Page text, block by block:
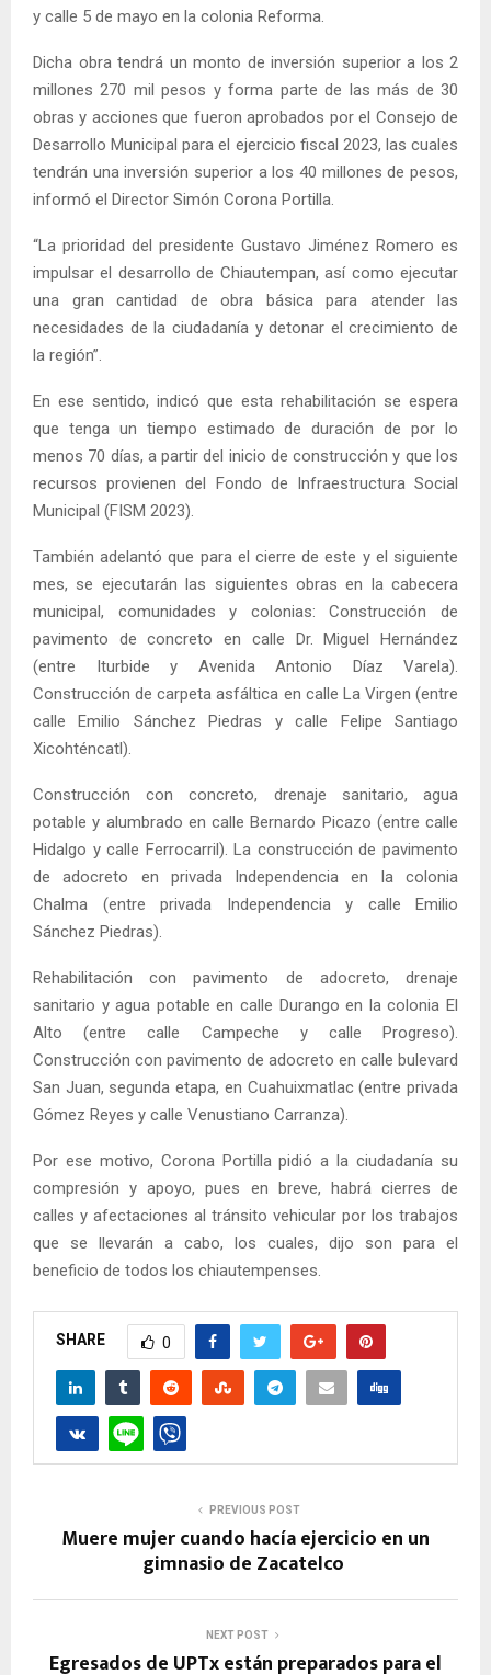
y calle 5 de mayo en la colonia Reforma.
Dicha obra tendrá un monto de inversión superior a los 2
millones 270 mil pesos y forma parte de las más de 30
obras y acciones que fueron aprobados por el Consejo de
Desarrollo Municipal para el ejercicio fiscal 2023, las cuales
tendrán una inversión superior a los 40 millones de pesos,
informó el Director Simón Corona Portilla.
“La prioridad del presidente Gustavo Jiménez Romero es
impulsar el desarrollo de Chiautempan, así como ejecutar
una gran cantidad de obra básica para atender las
necesidades de la ciudadanía y detonar el crecimiento de
la región”.
En ese sentido, indicó que esta rehabilitación se espera
que tenga un tiempo estimado de duración de por lo
menos 70 días, a partir del inicio de construcción y que los
recursos provienen del Fondo de Infraestructura Social
Municipal (FISM 2023).
También adelantó que para el cierre de este y el siguiente
mes, se ejecutarán las siguientes obras en la cabecera
municipal, comunidades y colonias: Construcción de
pavimento de concreto en calle Dr. Miguel Hernández
(entre Iturbide y Avenida Antonio Díaz Varela).
Construcción de carpeta asfáltica en calle La Virgen (entre
calle Emilio Sánchez Piedras y calle Felipe Santiago
Xicohténcatl).
Construcción con concreto, drenaje sanitario, agua
potable y alumbrado en calle Bernardo Picazo (entre calle
Hidalgo y calle Ferrocarril). La construcción de pavimento
de adocreto en privada Independencia en la colonia
Chalma (entre privada Independencia y calle Emilio
Sánchez Piedras).
Rehabilitación con pavimento de adocreto, drenaje
sanitario y agua potable en calle Durango en la colonia El
Alto (entre calle Campeche y calle Progreso).
Construcción con pavimento de adocreto en calle bulevard
San Juan, segunda etapa, en Cuahuixmatlac (entre privada
Gómez Reyes y calle Venustiano Carranza).
Por ese motivo, Corona Portilla pidió a la ciudadanía su
compresión y apoyo, pues en breve, habrá cierres de
calles y afectaciones al tránsito vehicular por los trabajos
que se llevarán a cabo, los cuales, dijo son para el
beneficio de todos los chiautempenses.
SHARE 0
PREVIOUS POST
Muere mujer cuando hacía ejercicio en un
gimnasio de Zacatelco
NEXT POST
Egresados de UPTx están preparados para el